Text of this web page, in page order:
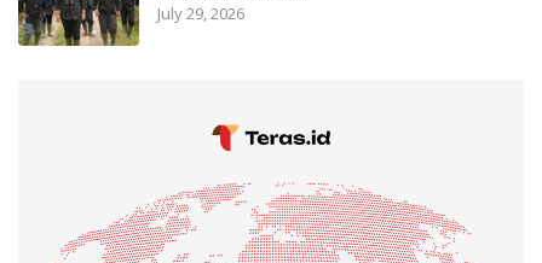
July 29, 2026